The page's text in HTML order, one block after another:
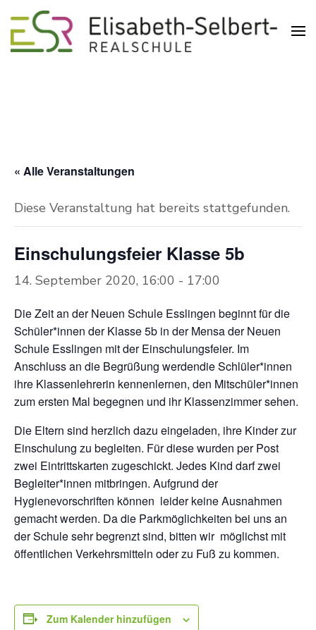
« Alle Veranstaltungen
Diese Veranstaltung hat bereits stattgefunden.
Einschulungsfeier Klasse 5b
14. September 2020, 16:00 - 17:00
Die Zeit an der Neuen Schule Esslingen beginnt für die
Schüler*innen der Klasse 5b in der Mensa der Neuen
Schule Esslingen mit der Einschulungsfeier. Im
Anschluss an die Begrüßung werdendie Schlüler*innen
ihre Klassenlehrerin kennenlernen, den Mitschüler*innen
zum ersten Mal begegnen und ihr Klassenzimmer sehen.
Die Eltern sind herzlich dazu eingeladen, ihre Kinder zur
Einschulung zu begleiten. Für diese wurden per Post
zwei Eintrittskarten zugeschickt. Jedes Kind darf zwei
Begleiter*innen mitbringen. Aufgrund der
Hygienevorschriften können leider keine Ausnahmen
gemacht werden. Da die Parkmöglichkeiten bei uns an
der Schule sehr begrenzt sind, bitten wir möglichst mit
öffentlichen Verkehrsmitteln oder zu Fuß zu kommen.
Zum Kalender hinzufügen